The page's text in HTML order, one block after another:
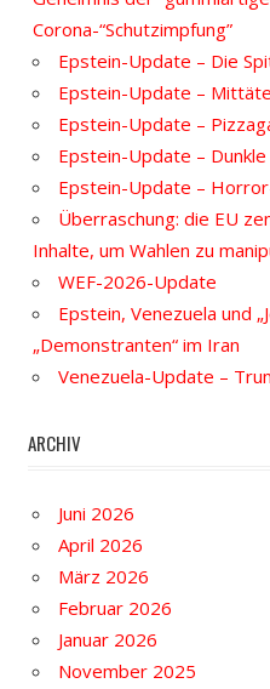
Corona-“Schutzimpfung”
Epstein-Update – Die
Epstein-Update –
Epstein-Update –
Epstein-Update –
Epstein-Update –
Überraschung: die EU
Inhalte, um Wahlen zu
WEF-2026-Update
Epstein, Venezuela und
„Demonstranten“ im Iran
Venezuela-Update –
ARCHIV
Juni 2026
April 2026
März 2026
Februar 2026
Januar 2026
November 2025